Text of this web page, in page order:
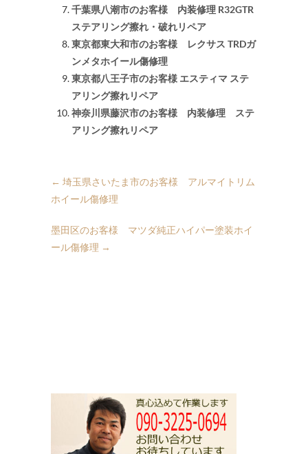
千葉県八潮市のお客様 内装修理 R32GTR
ステアリング擦れ・破れリペア
東京都東大和市のお客様 レクサス TRDガ
ンメタホイール傷修理
東京都八王子市のお客様 エスティマ ステ
アリング擦れリペア
神奈川県藤沢市のお客様 内装修理 ステ
アリング擦れリペア
← 埼玉県さいたま市のお客様 アルマイトリム
ホイール傷修理
墨田区のお客様 マツダ純正ハイパー塗装ホイ
ール傷修理 →